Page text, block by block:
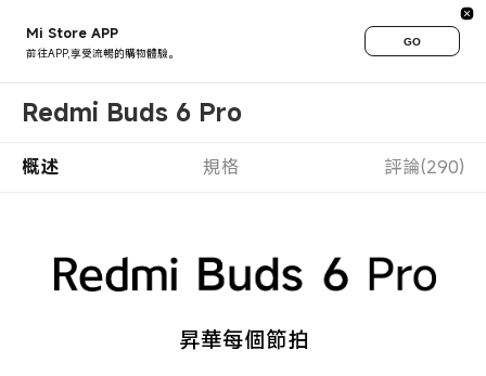
Mi Store APP
前往APP,享受流暢的購物體驗。
GO
Redmi Buds 6 Pro
概述 規格 評論(290)
昇華每個節拍